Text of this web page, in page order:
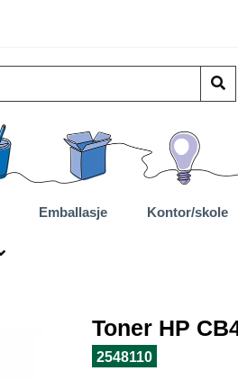
Emballasje Kontor/skole
Toner HP
2548110